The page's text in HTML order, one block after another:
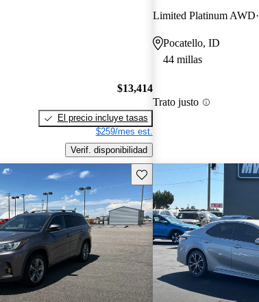
$13,414
El precio incluye tasas
$259/mes est.
Verif. disponibilidad
Limited Platinum AWD
Pocatello, ID
44 millas
Trato justo
Guarda este Aviso